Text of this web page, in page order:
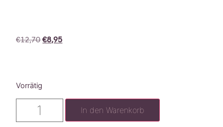
€12,70 €8,95
Vorrätig
In den Warenkorb